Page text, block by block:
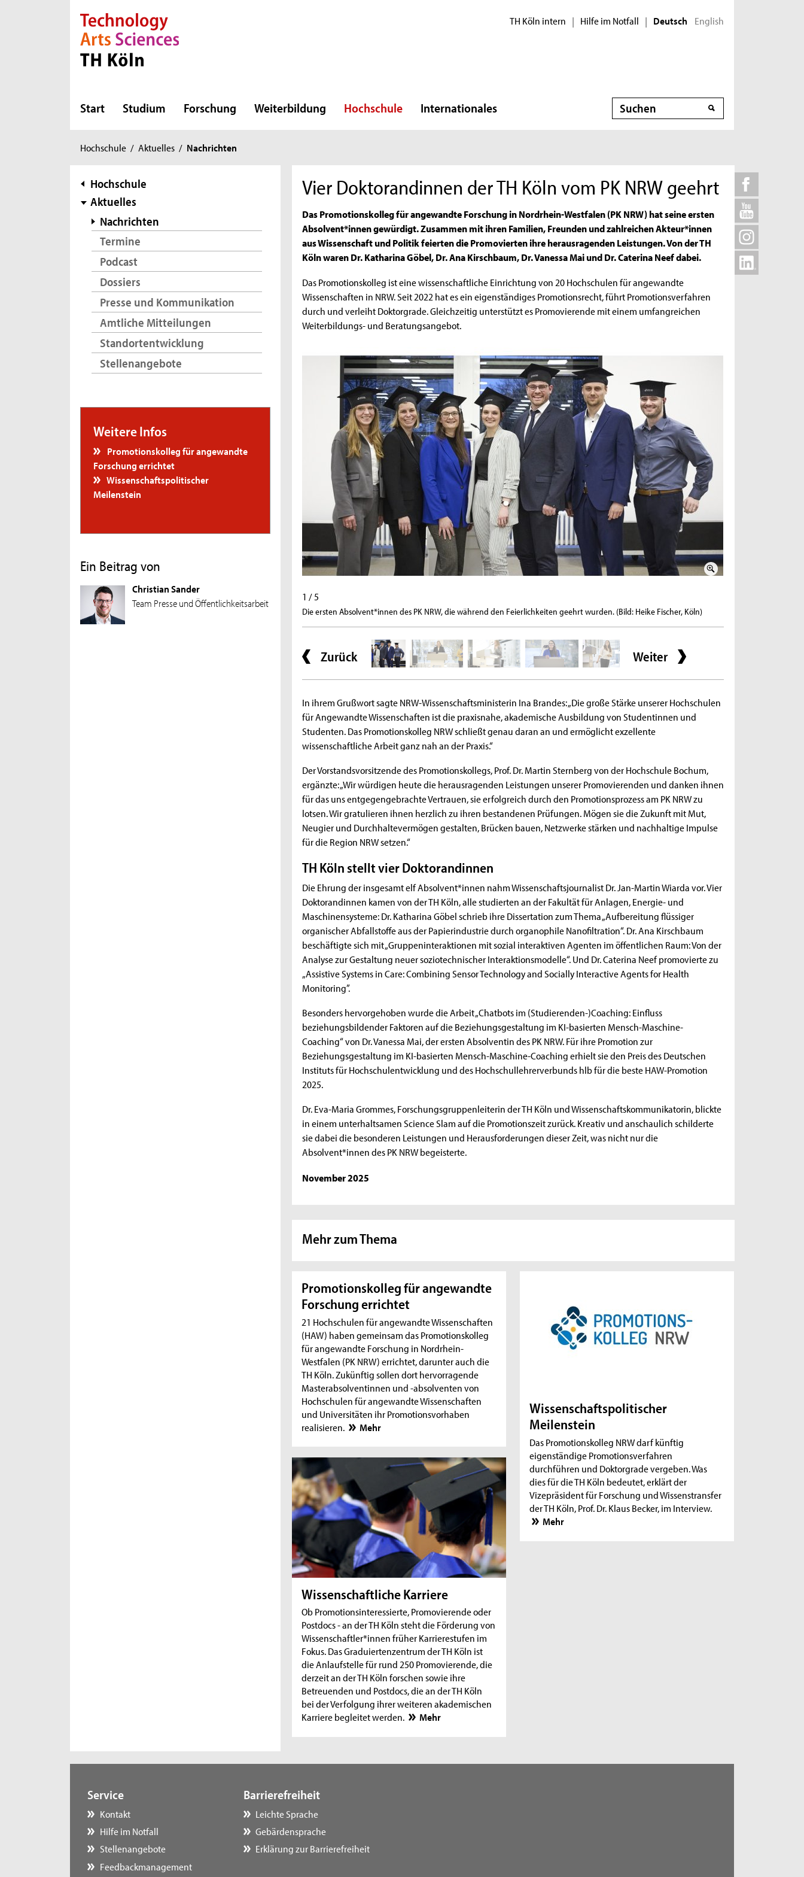
Direkt zur Hauptnavigation
Direkt zur Subnavigation
Direkt zum Inhalt
Direkt zum Fußbereich TH Köln intern | Hilfe im Notfall | Deutsch English
Start Studium Forschung Weiterbildung Hochschule Internationales Suche
Sie
hier:
Hochschule / Aktuelles / Nachrichten
Subnavigation
Hochschule
Aktuelles
Nachrichten
Termine
Podcast
Dossiers
Presse und Kommunikation
Amtliche Mitteilungen
Standortentwicklung
Stellenangebote
Weitere Infos
Promotionskolleg für angewandte
Forschung errichtet
Wissenschaftspolitischer
Meilenstein
Ein Beitrag von
Christian Sander
Team Presse und Öffentlichkeitsarbeit
Vier Doktorandinnen der TH Köln vom PK NRW geehrt
Das Promotionskolleg für angewandte Forschung in Nordrhein-Westfalen (PK NRW) hat seine ersten
Absolvent*innen gewürdigt. Zusammen mit ihren Familien, Freunden und zahlreichen Akteur*innen
aus Wissenschaft und Politik feierten die Promovierten ihre herausragenden Leistungen. Von der TH
Köln waren Dr. Katharina Göbel, Dr. Ana Kirschbaum, Dr. Vanessa Mai und Dr. Caterina Neef dabei.
Das Promotionskolleg ist eine wissenschaftliche Einrichtung von 20 Hochschulen für angewandte
Wissenschaften in NRW. Seit 2022 hat es ein eigenständiges Promotionsrecht, führt Promotionsverfahren
durch und verleiht Doktorgrade. Gleichzeitig unterstützt es Promovierende mit einem umfangreichen
Weiterbildungs- und Beratungsangebot.
1 / 5
Die ersten Absolvent*innen des PK NRW, die während den Feierlichkeiten geehrt wurden. (Bild: Heike Fischer, Köln)
Heike Fischer, Köln)
Zurück Weiter
In ihrem Grußwort sagte NRW-Wissenschaftsministerin Ina Brandes: „Die große Stärke unserer Hochschulen
für Angewandte Wissenschaften ist die praxisnahe, akademische Ausbildung von Studentinnen und
Studenten. Das Promotionskolleg NRW schließt genau daran an und ermöglicht exzellente
wissenschaftliche Arbeit ganz nah an der Praxis.“
Der Vorstandsvorsitzende des Promotionskollegs, Prof. Dr. Martin Sternberg von der Hochschule Bochum,
ergänzte: „Wir würdigen heute die herausragenden Leistungen unserer Promovierenden und danken ihnen
für das uns entgegengebrachte Vertrauen, sie erfolgreich durch den Promotionsprozess am PK NRW zu
lotsen. Wir gratulieren ihnen herzlich zu ihren bestandenen Prüfungen. Mögen sie die Zukunft mit Mut,
Neugier und Durchhaltevermögen gestalten, Brücken bauen, Netzwerke stärken und nachhaltige Impulse
für die Region NRW setzen.“
TH Köln stellt vier Doktorandinnen
Die Ehrung der insgesamt elf Absolvent*innen nahm Wissenschaftsjournalist Dr. Jan-Martin Wiarda vor. Vier
Doktorandinnen kamen von der TH Köln, alle studierten an der Fakultät für Anlagen, Energie- und
Maschinensysteme: Dr. Katharina Göbel schrieb ihre Dissertation zum Thema „Aufbereitung flüssiger
organischer Abfallstoffe aus der Papierindustrie durch organophile Nanofiltration“. Dr. Ana Kirschbaum
beschäftigte sich mit „Gruppeninteraktionen mit sozial interaktiven Agenten im öffentlichen Raum: Von der
Analyse zur Gestaltung neuer soziotechnischer Interaktionsmodelle“. Und Dr. Caterina Neef promovierte zu
„Assistive Systems in Care: Combining Sensor Technology and Socially Interactive Agents for Health
Monitoring”.
Besonders hervorgehoben wurde die Arbeit „Chatbots im (Studierenden-)Coaching: Einfluss
beziehungsbildender Faktoren auf die Beziehungsgestaltung im KI-basierten Mensch-Maschine-
Coaching“ von Dr. Vanessa Mai, der ersten Absolventin des PK NRW. Für ihre Promotion zur
Beziehungsgestaltung im KI-basierten Mensch-Maschine-Coaching erhielt sie den Preis des Deutschen
Instituts für Hochschulentwicklung und des Hochschullehrerverbunds hlb für die beste HAW-Promotion
2025.
Dr. Eva-Maria Grommes, Forschungsgruppenleiterin der TH Köln und Wissenschaftskommunikatorin, blickte
in einem unterhaltsamen Science Slam auf die Promotionszeit zurück. Kreativ und anschaulich schilderte
sie dabei die besonderen Leistungen und Herausforderungen dieser Zeit, was nicht nur die
Absolvent*innen des PK NRW begeisterte.
November 2025
Mehr zum Thema
Promotionskolleg für angewandte
Forschung errichtet
21 Hochschulen für angewandte Wissenschaften
(HAW) haben gemeinsam das Promotionskolleg
für angewandte Forschung in Nordrhein-
Westfalen (PK NRW) errichtet, darunter auch die
TH Köln. Zukünftig sollen dort hervorragende
Masterabsolventinnen und -absolventen von
Hochschulen für angewandte Wissenschaften
und Universitäten ihr Promotionsvorhaben
realisieren.
Mehr
Wissenschaftspolitischer
Meilenstein
Das Promotionskolleg NRW darf künftig
eigenständige Promotionsverfahren
durchführen und Doktorgrade vergeben. Was
dies für die TH Köln bedeutet, erklärt der
Vizepräsident für Forschung und Wissenstransfer
der TH Köln, Prof. Dr. Klaus Becker, im Interview.
Mehr
Wissenschaftliche Karriere
Ob Promotionsinteressierte, Promovierende oder
Postdocs - an der TH Köln steht die Förderung von
Wissenschaftler*innen früher Karrierestufen im
Fokus. Das Graduiertenzentrum der TH Köln ist
die Anlaufstelle für rund 250 Promovierende, die
derzeit an der TH Köln forschen sowie ihre
Betreuenden und Postdocs, die an der TH Köln
bei der Verfolgung ihrer weiteren akademischen
Karriere begleitet werden.
Mehr
Service
Kontakt
Hilfe im Notfall
Stellenangebote
Feedbackmanagement
Barrierefreiheit
Leichte Sprache
Gebärdensprache
Erklärung zur Barrierefreiheit